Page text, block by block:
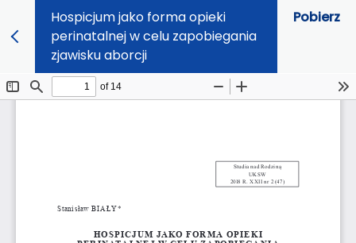
Hospicjum jako forma opieki
perinatalnej w celu zapobiegania
zjawisku aborcji
Pobierz